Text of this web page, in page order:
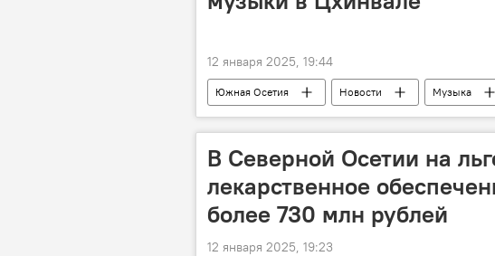
12 января 2025, 19:44
Южная Осетия Новости Музыка
Минкультуры Южной Осетии
В Северной Осетии на
лекарственное
более 730 млн рублей
12 января 2025, 19:23